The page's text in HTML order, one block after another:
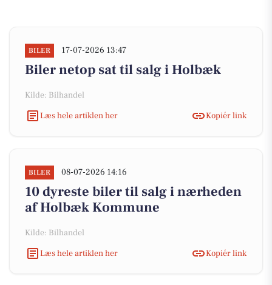
BILER 17-07-2026 13:47
Biler netop sat til salg i Holbæk
Kilde: Bilhandel
Læs hele artiklen her
Kopiér link
BILER 08-07-2026 14:16
10 dyreste biler til salg i nærheden
af Holbæk Kommune
Kilde: Bilhandel
Læs hele artiklen her
Kopiér link